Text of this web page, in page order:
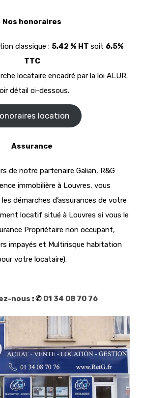
Nos honoraires
classique : 5,42 % HT soit 6,5%
TTC
locataire encadré par la loi ALUR.
détail ci-dessous.
location
Assurance
de notre partenaire Galian, R&G
immobilière à Louvres, vous
démarches d’assurances de votre
locatif situé à Louvres si vous le
Propriétaire non occupant,
impayés et Multirisque habitation
votre locataire).
nous : ✆ 01 34 08 70 76